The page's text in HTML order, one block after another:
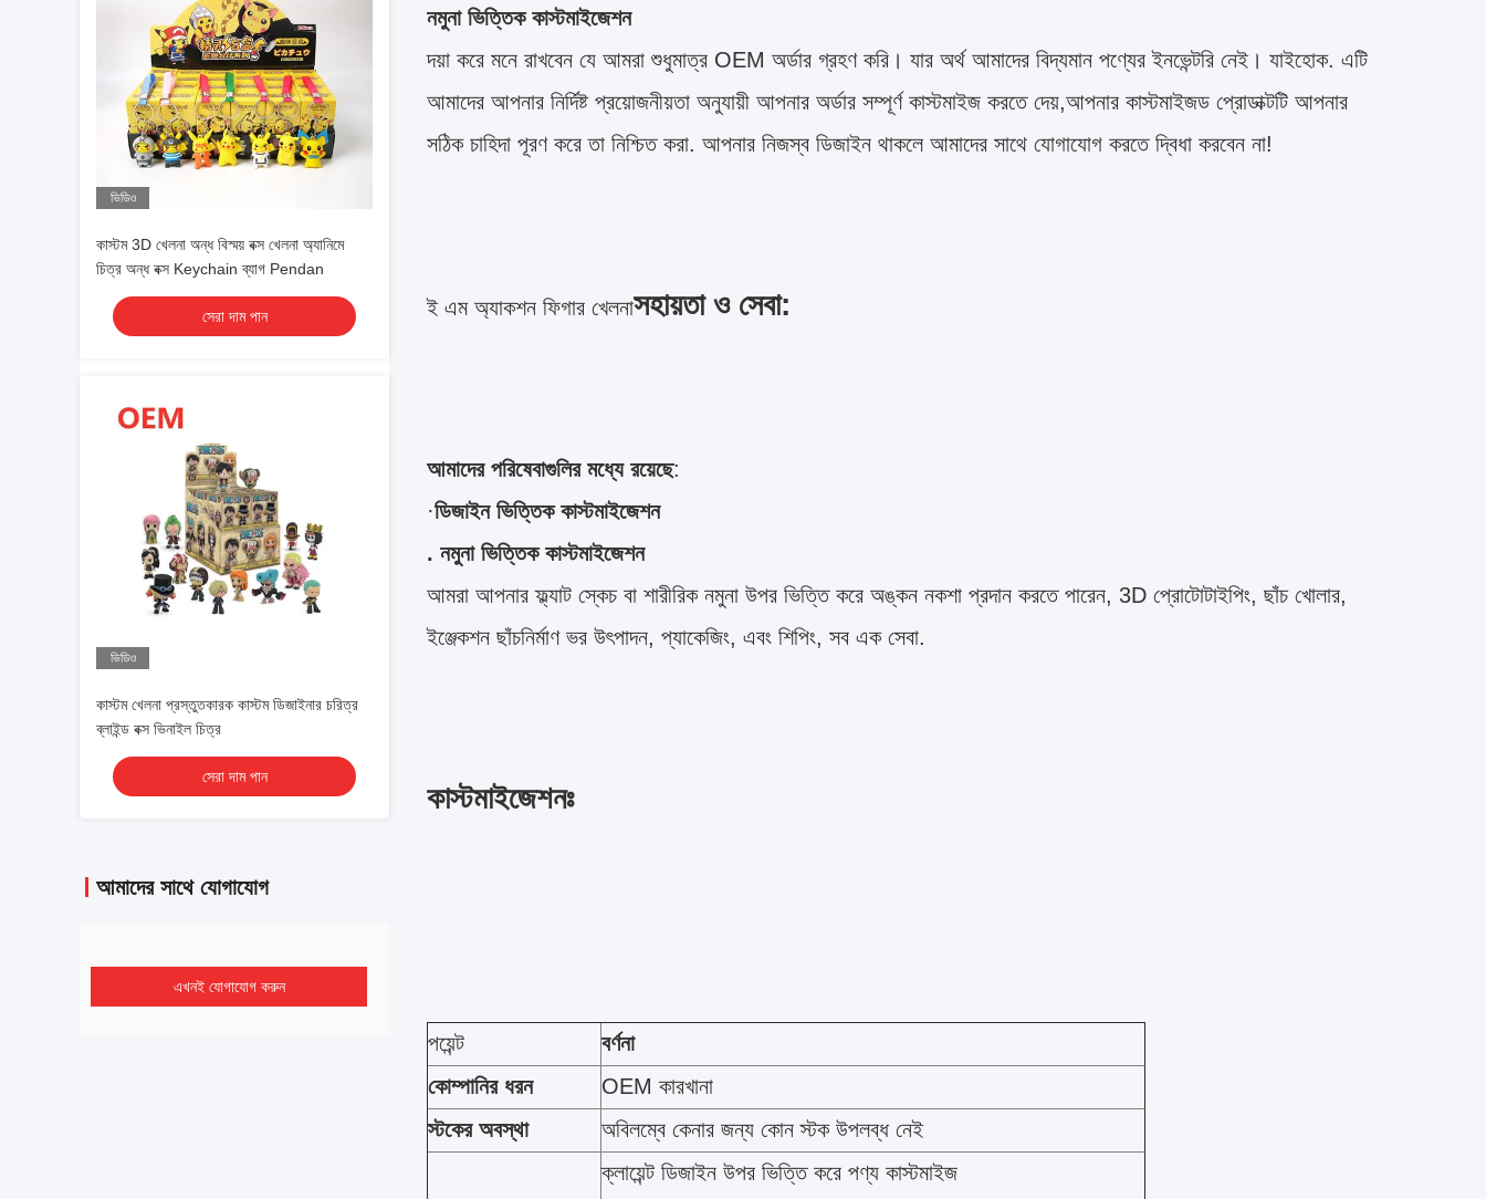
ভিডিও
কাস্টম 3D খেলনা অন্ধ বিস্ময় বক্স খেলনা অ্যানিমে
চিত্র অন্ধ বক্স Keychain ব্যাগ Pendan
সেরা দাম পান
ভিডিও
কাস্টম খেলনা প্রস্তুতকারক কাস্টম ডিজাইনার চরিত্র
ব্লাইন্ড বক্স ভিনাইল চিত্র
সেরা দাম পান
আমাদের সাথে যোগাযোগ
এখনই যোগাযোগ করুন
নমুনা ভিত্তিক কাস্টমাইজেশন
দয়া করে মনে রাখবেন যে আমরা শুধুমাত্র OEM অর্ডার গ্রহণ করি। যার অর্থ আমাদের বিদ্যমান পণ্যের ইনভেন্টরি নেই। যাইহোক. এটি
আমাদের আপনার নির্দিষ্ট প্রয়োজনীয়তা অনুযায়ী আপনার অর্ডার সম্পূর্ণ কাস্টমাইজ করতে দেয়,আপনার কাস্টমাইজড প্রোডাক্টটি আপনার
সঠিক চাহিদা পূরণ করে তা নিশ্চিত করা. আপনার নিজস্ব ডিজাইন থাকলে আমাদের সাথে যোগাযোগ করতে দ্বিধা করবেন না!
ই এম অ্যাকশন ফিগার খেলনাসহায়তা ও সেবা:
আমাদের পরিষেবাগুলির মধ্যে রয়েছে:
·ডিজাইন ভিত্তিক কাস্টমাইজেশন
. নমুনা ভিত্তিক কাস্টমাইজেশন
আমরা আপনার ফ্ল্যাট স্কেচ বা শারীরিক নমুনা উপর ভিত্তি করে অঙ্কন নকশা প্রদান করতে পারেন, 3D প্রোটোটাইপিং, ছাঁচ খোলার,
ইঞ্জেকশন ছাঁচনির্মাণ ভর উৎপাদন, প্যাকেজিং, এবং শিপিং, সব এক সেবা.
কাস্টমাইজেশনঃ
পয়েন্ট
বর্ণনা
কোম্পানির ধরন
OEM কারখানা
স্টকের অবস্থা
অবিলম্বে কেনার জন্য কোন স্টক উপলব্ধ নেই
ক্লায়েন্ট ডিজাইন উপর ভিত্তি করে পণ্য কাস্টমাইজ